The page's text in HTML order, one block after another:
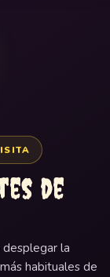
de
la
habituales de